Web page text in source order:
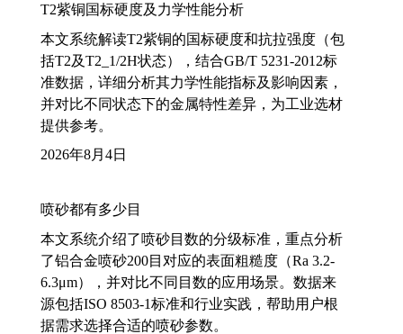
T2紫铜国标硬度及力学性能分析
本文系统解读T2紫铜的国标硬度和抗拉强度（包
括T2及T2_1/2H状态），结合GB/T 5231-2012标
准数据，详细分析其力学性能指标及影响因素，
并对比不同状态下的金属特性差异，为工业选材
提供参考。
2026年8月4日
喷砂都有多少目
本文系统介绍了喷砂目数的分级标准，重点分析
了铝合金喷砂200目对应的表面粗糙度（Ra 3.2-
6.3μm），并对比不同目数的应用场景。数据来
源包括ISO 8503-1标准和行业实践，帮助用户根
据需求选择合适的喷砂参数。